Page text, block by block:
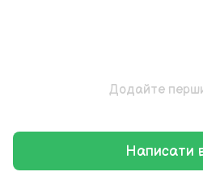
Додайте
Написати